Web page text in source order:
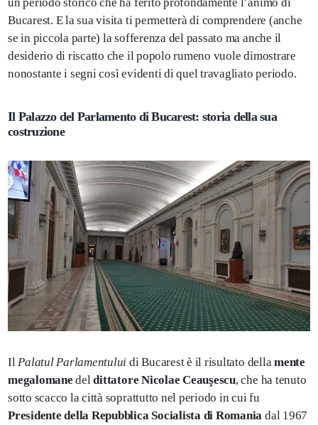
Bucarest. E la sua visita ti permetterà di comprendere (anche
se in piccola parte) la sofferenza del passato ma anche il
desiderio di riscatto che il popolo rumeno vuole dimostrare
nonostante i segni così evidenti di quel travagliato periodo.
Il Palazzo del Parlamento di Bucarest: storia della sua
costruzione
IlPalatul Parlamentului di Bucarest è il risultato dellamente
megalomane deldittatore Nicolae Ceauşescu, che ha tenuto
sotto scacco la città soprattutto nel periodo in cui fu
Presidente della Repubblica Socialista di Romania dal 1967